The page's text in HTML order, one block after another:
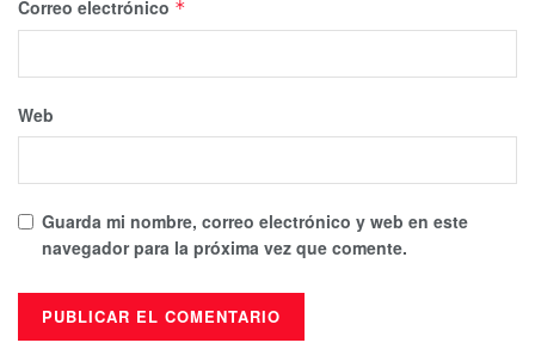
Correo electrónico *
Web
Guarda mi nombre, correo electrónico y web en este
navegador para la próxima vez que comente.